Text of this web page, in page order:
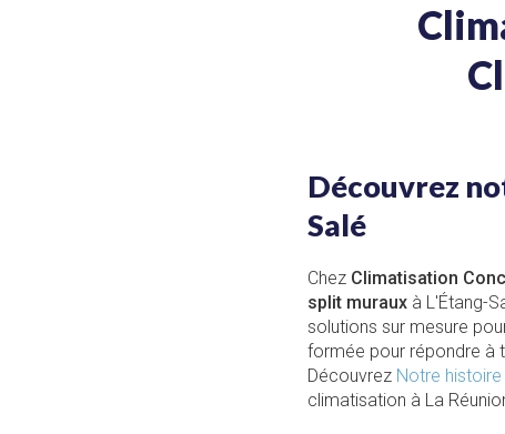
Découvrez
Salé
Chez Climatisation
split muraux à L'Étang-
solutions sur mesure
formée pour répondre à
Découvrez Notre histoire
climatisation à La